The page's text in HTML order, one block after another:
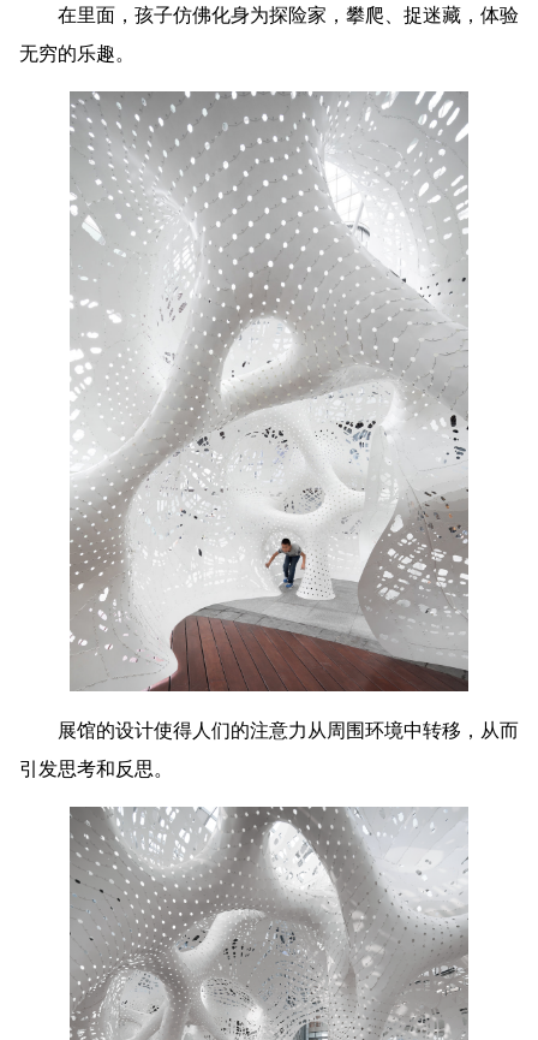
在里面，孩子仿佛化身为探险家，攀爬、捉迷藏，体验
无穷的乐趣。
展馆的设计使得人们的注意力从周围环境中转移，从而
引发思考和反思。